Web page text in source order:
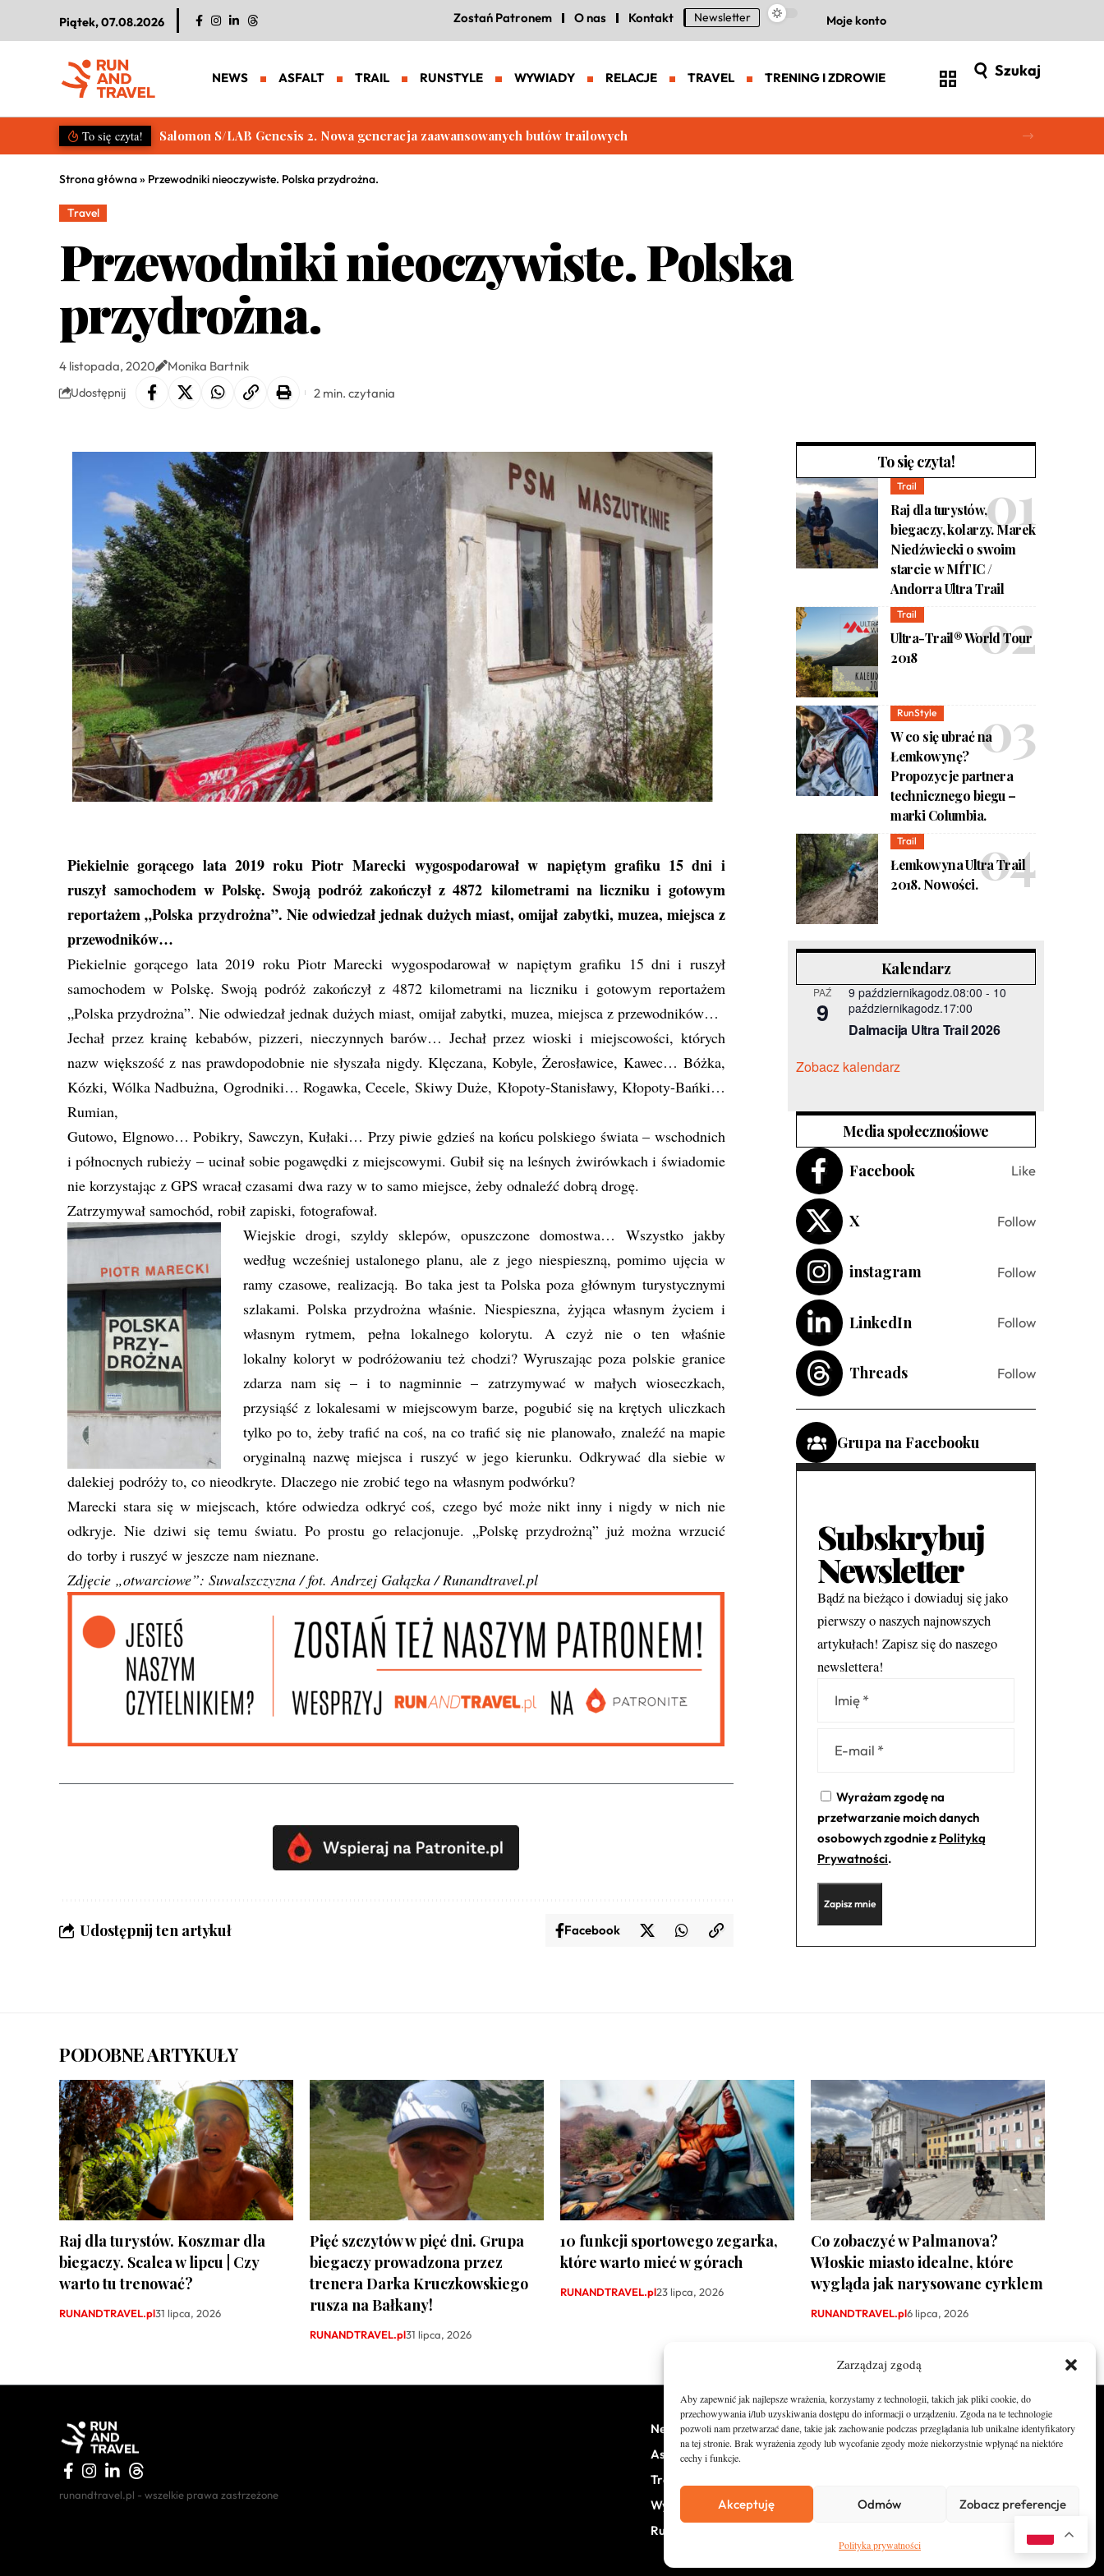
Zarządzaj zgodą
Aby zapewnić jak najlepsze wrażenia, korzystamy z technologii, takich jak pliki cookie, do
przechowywania i/lub uzyskiwania dostępu do informacji o urządzeniu. Zgoda na te technologie
pozwoli nam przetwarzać dane, takie jak zachowanie podczas przeglądania lub unikalne identyfikatory
na tej stronie. Brak wyrażenia zgody lub wycofanie zgody może niekorzystnie wpłynąć na niektóre
cechy i funkcje.
Akceptuję Odmów Zobacz preferencje
Polityka prywatności
Piątek, 07.08.2026 Zostań Patronem O nas Kontakt Newsletter Moje konto
NEWS ASFALT TRAIL RUNSTYLE WYWIADY RELACJE TRAVEL TRENING I ZDROWIE Szukaj
To się czyta! Salomon S/LAB Genesis 2. Nowa generacja zaawansowanych butów trailowych
Strona główna» Przewodniki nieoczywiste. Polska przydrożna.
Travel
Przewodniki nieoczywiste. Polska
przydrożna.
4 listopada, 2020 Monika Bartnik
Udostępnij 2 min. czytania
Piekielnie gorącego lata 2019 roku Piotr Marecki wygospodarował w napiętym grafiku 15 dni i
ruszył samochodem w Polskę. Swoją podróż zakończył z 4872 kilometrami na liczniku i gotowym
reportażem „Polska przydrożna”. Nie odwiedzał jednak dużych miast, omijał zabytki, muzea, miejsca z
przewodników…
Piekielnie gorącego lata 2019 roku Piotr Marecki wygospodarował w napiętym grafiku 15 dni i ruszył
samochodem w Polskę. Swoją podróż zakończył z 4872 kilometrami na liczniku i gotowym reportażem
„Polska przydrożna”. Nie odwiedzał jednak dużych miast, omijał zabytki, muzea, miejsca z przewodników…
Jechał przez krainę kebabów, pizzeri, nieczynnych barów… Jechał przez wioski i miejscowości, których
nazw większość z nas prawdopodobnie nie słyszała nigdy. Klęczana, Kobyle, Żerosławice, Kawec… Bóżka,
Kózki, Wólka Nadbużna, Ogrodniki… Rogawka, Cecele, Skiwy Duże, Kłopoty-Stanisławy, Kłopoty-Bańki…
Rumian,
Gutowo, Elgnowo… Pobikry, Sawczyn, Kułaki… Przy piwie gdzieś na końcu polskiego świata – wschodnich
i północnych rubieży – ucinał sobie pogawędki z miejscowymi. Gubił się na leśnych żwirówkach i świadomie
nie korzystając z GPS wracał czasami dwa razy w to samo miejsce, żeby odnaleźć dobrą drogę.
Zatrzymywał samochód, robił zapiski, fotografował.
Wiejskie drogi, szyldy sklepów, opuszczone domostwa… Wszystko jakby
według wcześniej ustalonego planu, ale z jego niespieszną, pomimo ujęcia w
ramy czasowe, realizacją. Bo taka jest ta Polska poza głównym turystycznymi
szlakami. Polska przydrożna właśnie. Niespieszna, żyjąca własnym życiem i
własnym rytmem, pełna lokalnego kolorytu. A czyż nie o ten właśnie
lokalny koloryt w podróżowaniu też chodzi? Wyruszając poza polskie granice
zdarza nam się – i to nagminnie – zatrzymywać w małych wioseczkach,
przysiąść z lokalesami w miejscowym barze, pogubić się na krętych uliczkach
tylko po to, żeby trafić na coś, na co trafić się nie planowało, znaleźć na mapie
oryginalną nazwę miejsca i ruszyć w jego kierunku. Odkrywać dla siebie w
dalekiej podróży to, co nieodkryte. Dlaczego nie zrobić tego na własnym podwórku?
Marecki stara się w miejscach, które odwiedza odkryć coś, czego być może nikt inny i nigdy w nich nie
odkryje. Nie dziwi się temu światu. Po prostu go relacjonuje. „Polskę przydrożną” już można wrzucić
do torby i ruszyć w jeszcze nam nieznane.
Zdjęcie „otwarciowe”: Suwalszczyzna / fot. Andrzej Gałązka / Runandtravel.pl
Udostępnij ten artykuł Facebook
To się czyta!
Trail
Raj dla turystów,
biegaczy, kolarzy. Marek
Niedźwiecki o swoim
starcie w MÍTIC /
Andorra Ultra Trail
Trail
Ultra-Trail® World Tour
2018
RunStyle
W co się ubrać na
Łemkowynę?
Propozycje partnera
technicznego biegu –
marki Columbia.
Trail
Łemkowyna Ultra Trail
2018. Nowości.
Kalendarz
PAŹ
9
9 październikagodz.08:00 - 10
październikagodz.17:00
Dalmacija Ultra Trail 2026
Zobacz kalendarz
Media społecznośiowe
Facebook
Like
X Follow
instagram Follow
LinkedIn Follow
Threads Follow
Grupa na Facebooku
Subskrybuj
Newsletter
Bądź na bieżąco i dowiaduj się jako
pierwszy o naszych najnowszych
artykułach! Zapisz się do naszego
newslettera!
Wyrażam zgodę na
przetwarzanie moich danych
osobowych zgodnie z Polityką
Prywatności.
Alternative:
PODOBNE ARTYKUŁY
Raj dla turystów. Koszmar dla
biegaczy. Scalea w lipcu | Czy
warto tu trenować?
RUNANDTRAVEL.pl31 lipca, 2026
Pięć szczytów w pięć dni. Grupa
biegaczy prowadzona przez
trenera Darka Kruczkowskiego
rusza na Bałkany!
RUNANDTRAVEL.pl31 lipca, 2026
10 funkcji sportowego zegarka,
które warto mieć w górach
RUNANDTRAVEL.pl23 lipca, 2026
Co zobaczyć w Palmanova?
Włoskie miasto idealne, które
wygląda jak narysowane cyrklem
RUNANDTRAVEL.pl6 lipca, 2026
runandtravel.pl - wszelkie prawa zastrzeżone
News
Asfalt
Trail
Wywiady
RunStyle
O nas
Zostań Patronem
Newsletter